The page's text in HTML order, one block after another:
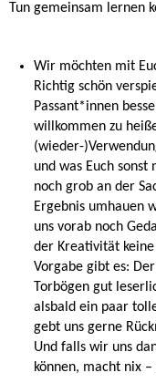
Tun gemeinsam lernen
Wir möchten mit
Richtig schön
Passant*innen
willkommen zu
(wieder-
und was Euch
noch grob an der
Ergebnis umhauen
uns vorab noch
der Kreativität
Vorgabe gibt es:
Torbögen gut
alsbald ein paar
gebt uns gerne
Und falls wir uns
können, macht nix